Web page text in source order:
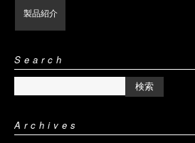
製品紹介
Search
Archives